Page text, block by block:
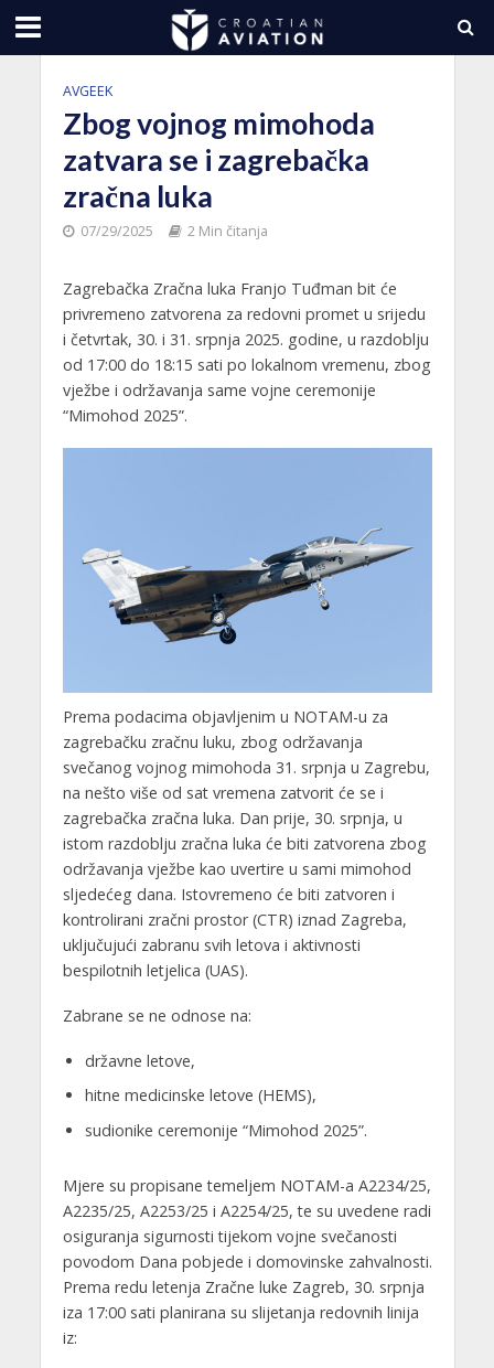
AVGEEK
Zbog vojnog mimohoda
zatvara se i zagrebačka
zračna luka
07/29/2025 2 Min čitanja
Zagrebačka Zračna luka Franjo Tuđman bit će
privremeno zatvorena za redovni promet u srijedu
i četvrtak, 30. i 31. srpnja 2025. godine, u razdoblju
od 17:00 do 18:15 sati po lokalnom vremenu, zbog
vježbe i održavanja same vojne ceremonije
“Mimohod 2025”.
Prema podacima objavljenim u NOTAM-u za
zagrebačku zračnu luku, zbog održavanja
svečanog vojnog mimohoda 31. srpnja u Zagrebu,
na nešto više od sat vremena zatvorit će se i
zagrebačka zračna luka. Dan prije, 30. srpnja, u
istom razdoblju zračna luka će biti zatvorena zbog
održavanja vježbe kao uvertire u sami mimohod
sljedećeg dana. Istovremeno će biti zatvoren i
kontrolirani zračni prostor (CTR) iznad Zagreba,
uključujući zabranu svih letova i aktivnosti
bespilotnih letjelica (UAS).
Zabrane se ne odnose na:
državne letove,
hitne medicinske letove (HEMS),
sudionike ceremonije “Mimohod 2025”.
Mjere su propisane temeljem NOTAM-a A2234/25,
A2235/25, A2253/25 i A2254/25, te su uvedene radi
osiguranja sigurnosti tijekom vojne svečanosti
povodom Dana pobjede i domovinske zahvalnosti.
Prema redu letenja Zračne luke Zagreb, 30. srpnja
iza 17:00 sati planirana su slijetanja redovnih linija
iz: